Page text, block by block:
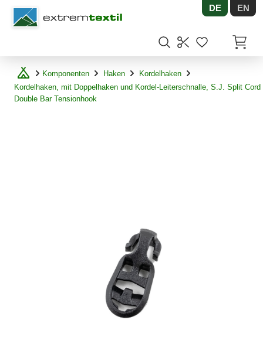
Shopware DE EN
Komponenten Haken
Kordelhaken
Kordelhaken, mit Doppelhaken und Kordel-Leiterschnalle, S.J. Split Cord
Double Bar Tensionhook